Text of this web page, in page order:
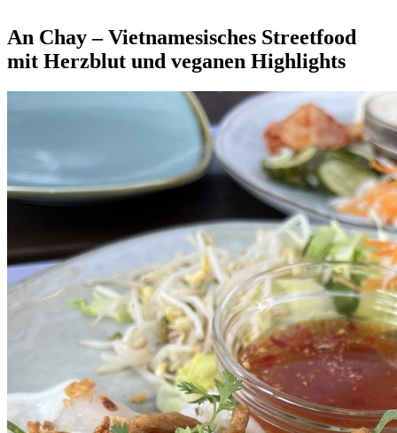
An Chay – Vietnamesisches Streetfood
mit Herzblut und veganen Highlights